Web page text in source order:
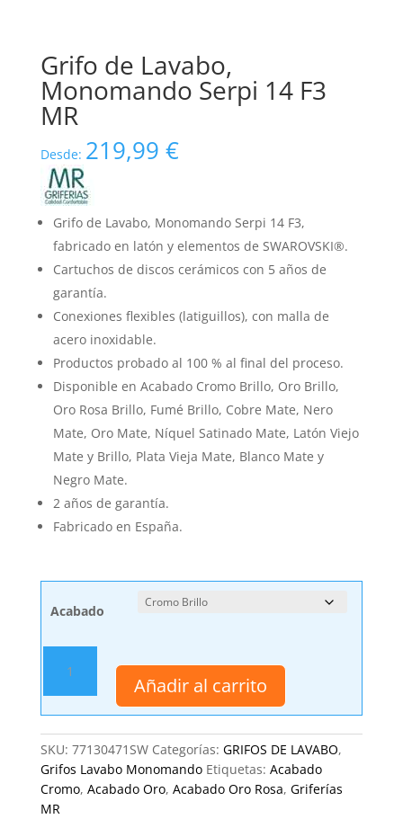
Grifo de Lavabo,
Monomando Serpi 14 F3
MR
Desde: 219,99 €
Grifo de Lavabo, Monomando Serpi 14 F3,
fabricado en latón y elementos de SWAROVSKI®.
Cartuchos de discos cerámicos con 5 años de
garantía.
Conexiones flexibles (latiguillos), con malla de
acero inoxidable.
Productos probado al 100 % al final del proceso.
Disponible en Acabado Cromo Brillo, Oro Brillo,
Oro Rosa Brillo, Fumé Brillo, Cobre Mate, Nero
Mate, Oro Mate, Níquel Satinado Mate, Latón Viejo
Mate y Brillo, Plata Vieja Mate, Blanco Mate y
Negro Mate.
2 años de garantía.
Fabricado en España.
Acabado
Lavabo,
Monomando
Serpi
14
F3
MR
cantidad
Añadir al carrito
SKU: 77130471SW Categorías: GRIFOS DE LAVABO,
Grifos Lavabo Monomando Etiquetas: Acabado
Cromo, Acabado Oro, Acabado Oro Rosa, Griferías
MR